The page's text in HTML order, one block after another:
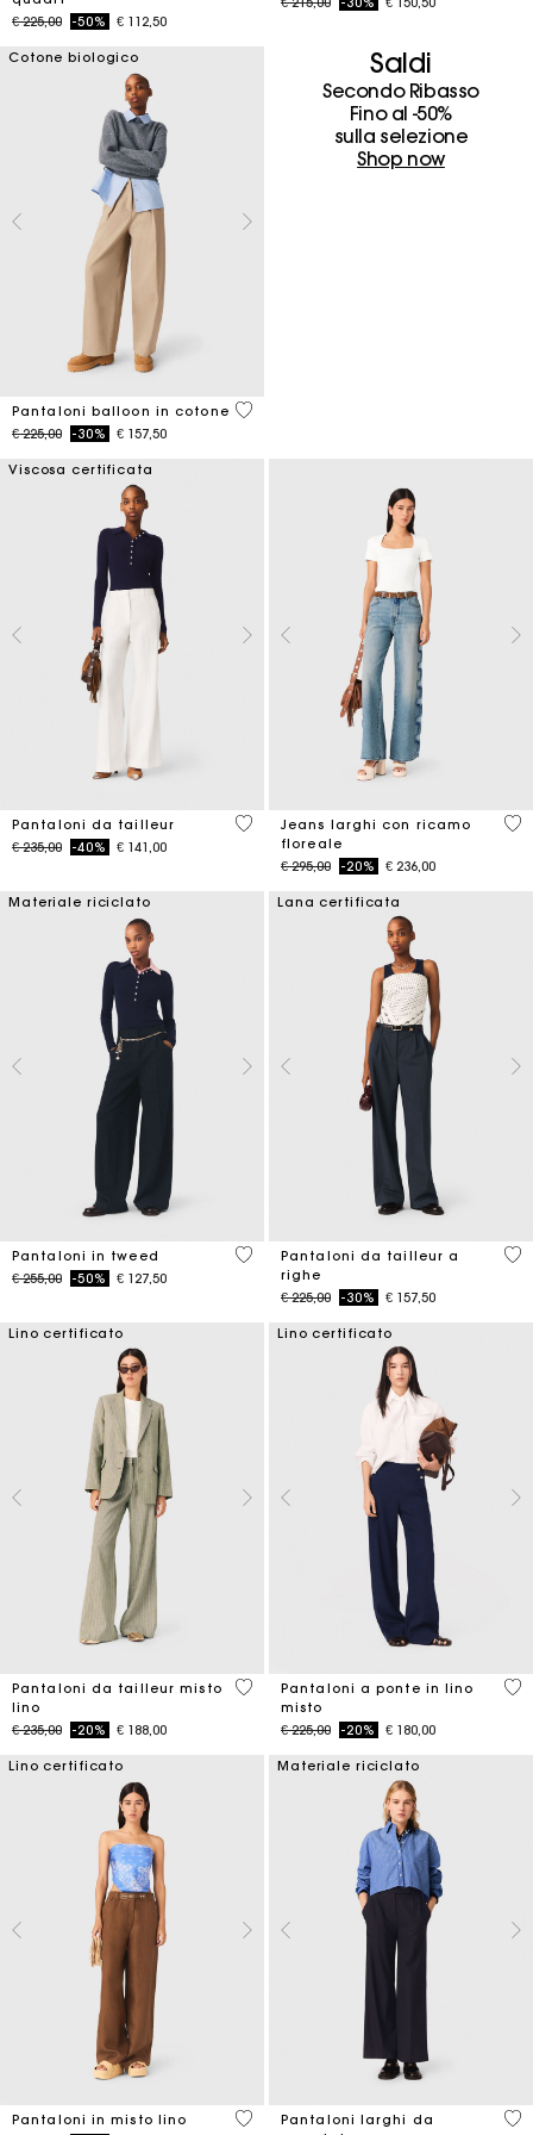
Price reduced from
€ 225,00to-50% € 112,50
Cotone biologico
Pantaloni balloon in cotone
Price reduced from
€ 225,00to-30% € 157,50
4 out of 5 Customer Rating
Saldi
Secondo Ribasso
Fino al -50%
sulla selezione
Shop now
Viscosa certificata
Pantaloni da tailleur
Price reduced from
€ 235,00to-40% € 141,00
5 out of 5 Customer Rating
Jeans larghi con ricamo
floreale
Price reduced from
€ 295,00to-20% € 236,00
3,5
Materiale riciclato
Pantaloni in tweed
Price reduced from
€ 255,00to-50% € 127,50
5 out of 5 Customer Rating
Lana certificata
Pantaloni da tailleur a
righe
Price reduced from
€ 225,00to-30% € 157,50
5
Lino certificato
Pantaloni da tailleur misto
lino
Price reduced from
€ 235,00to-20% € 188,00
5 out of 5 Customer Rating
Lino certificato
Pantaloni a ponte in lino
misto
Price reduced from
€ 225,00to-20% € 180,00
5
Lino certificato
Pantaloni in misto lino
4,1 out of 5 Customer Rating
Materiale riciclato
Pantaloni larghi da
4,2